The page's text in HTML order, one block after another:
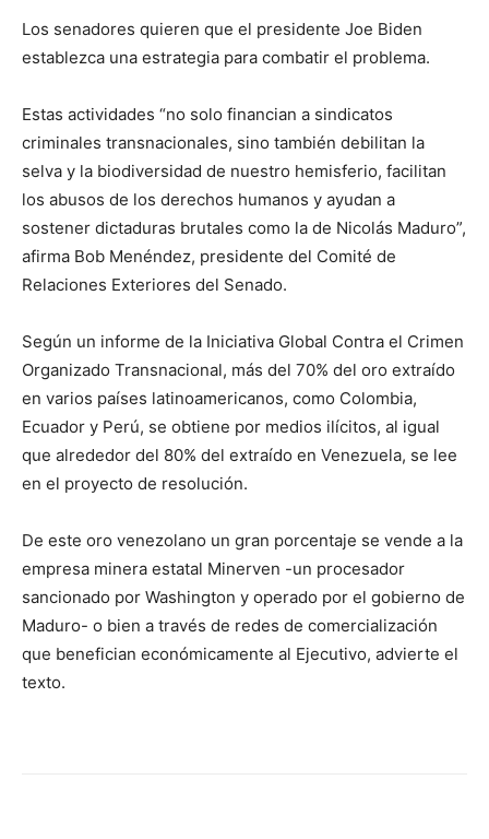
Los senadores quieren que el presidente Joe Biden
establezca una estrategia para combatir el problema.
Estas actividades “no solo financian a sindicatos
criminales transnacionales, sino también debilitan la
selva y la biodiversidad de nuestro hemisferio, facilitan
los abusos de los derechos humanos y ayudan a
sostener dictaduras brutales como la de Nicolás Maduro”,
afirma Bob Menéndez, presidente del Comité de
Relaciones Exteriores del Senado.
Según un informe de la Iniciativa Global Contra el Crimen
Organizado Transnacional, más del 70% del oro extraído
en varios países latinoamericanos, como Colombia,
Ecuador y Perú, se obtiene por medios ilícitos, al igual
que alrededor del 80% del extraído en Venezuela, se lee
en el proyecto de resolución.
De este oro venezolano un gran porcentaje se vende a la
empresa minera estatal Minerven -un procesador
sancionado por Washington y operado por el gobierno de
Maduro- o bien a través de redes de comercialización
que benefician económicamente al Ejecutivo, advierte el
texto.